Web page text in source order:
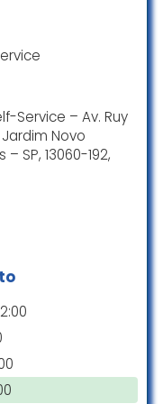
e cuidado!
da minha bebê
se eu
fiel :).
e as
tranquilos e
Service – Av. Ruy
Jardim Novo
SP, 13060-192,